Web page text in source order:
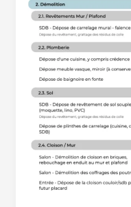
?
Conseils
et
estimations
de
prix